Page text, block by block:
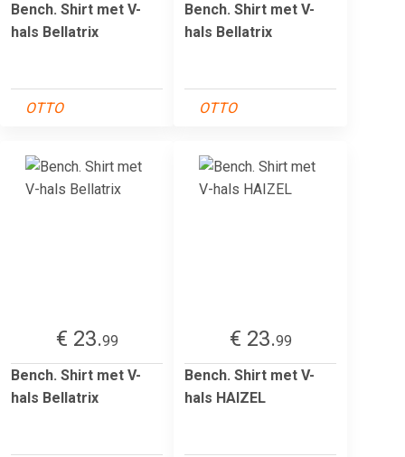
Bench. Shirt met V-
hals Bellatrix
OTTO
Bench. Shirt met V-
hals Bellatrix
OTTO
€ 23.99
Bench. Shirt met V-
hals Bellatrix
€ 23.99
Bench. Shirt met V-
hals HAIZEL